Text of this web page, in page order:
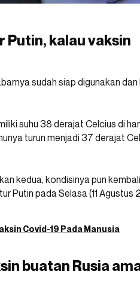
Putin, kalau vaksin
sudah siap digunakan dan
suhu 38 derajat Celcius di
turun menjadi 37 derajat
kedua, kondisinya pun
Putin pada Selasa (11 Agustus
Covid-19 Pada Manusia
buatan Rusia